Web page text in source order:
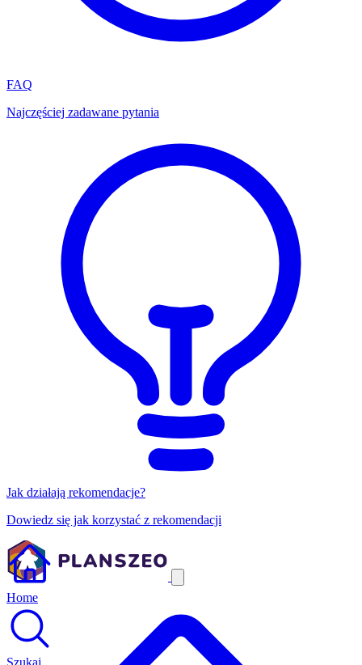
FAQ
Najczęściej zadawane pytania
Jak działają rekomendacje?
Dowiedz się jak korzystać z rekomendacji
Home
Szukaj